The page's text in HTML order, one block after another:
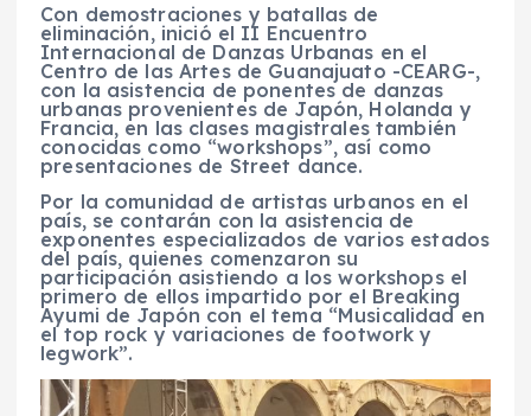
Con demostraciones y batallas de
eliminación, inició el II Encuentro
Internacional de Danzas Urbanas en el
Centro de las Artes de Guanajuato -CEARG-,
con la asistencia de ponentes de danzas
urbanas provenientes de Japón, Holanda y
Francia, en las clases magistrales también
conocidas como “workshops”, así como
presentaciones de Street dance.
Por la comunidad de artistas urbanos en el
país, se contarán con la asistencia de
exponentes especializados de varios estados
del país, quienes comenzaron su
participación asistiendo a los workshops el
primero de ellos impartido por el Breaking
Ayumi de Japón con el tema “Musicalidad en
el top rock y variaciones de footwork y
legwork”.